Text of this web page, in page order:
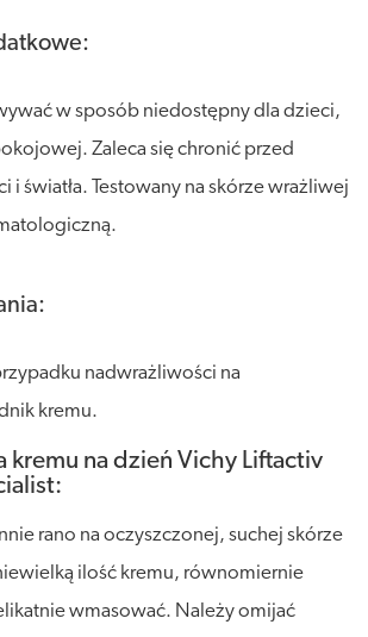
w sposób niedostępny dla dzieci,
Zaleca się chronić przed
i światła. Testowany na skórze wrażliwej
nadwrażliwości na
kremu.
kremu na dzień Vichy Liftactiv
rano na oczyszczonej, suchej skórze
ilość kremu, równomiernie
wmasować. Należy omijać